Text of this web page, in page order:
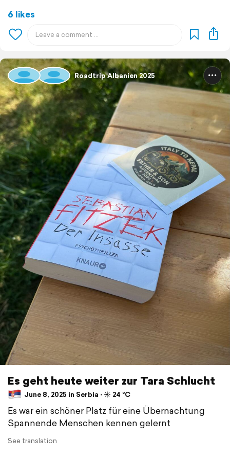
6 likes
Roadtrip Albanien 2025
Es geht heute weiter zur Tara Schlucht
June 8, 2025 in Serbia ⋅ ☀️ 24 °C
Es war ein schöner Platz für eine Übernachtung
Spannende Menschen kennen gelernt
See translation